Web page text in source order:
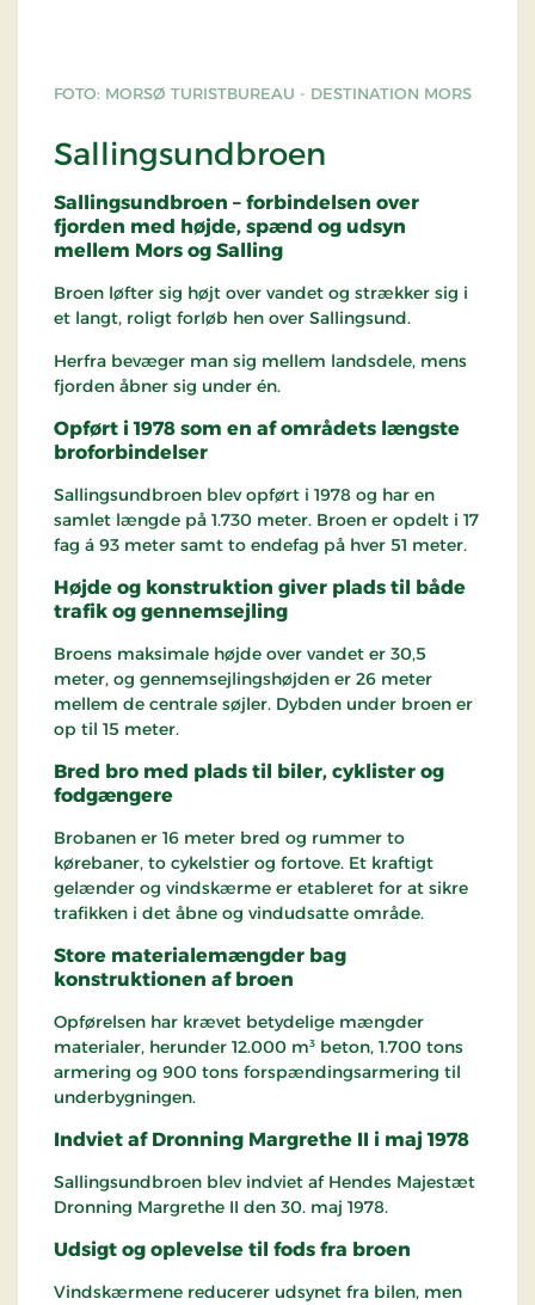
FOTO: MORSØ TURISTBUREAU - DESTINATION MORS
Sallingsundbroen
Sallingsundbroen – forbindelsen over
fjorden med højde, spænd og udsyn
mellem Mors og Salling
Broen løfter sig højt over vandet og strækker sig i
et langt, roligt forløb hen over Sallingsund.
Herfra bevæger man sig mellem landsdele, mens
fjorden åbner sig under én.
Opført i 1978 som en af områdets længste
broforbindelser
Sallingsundbroen blev opført i 1978 og har en
samlet længde på 1.730 meter. Broen er opdelt i 17
fag á 93 meter samt to endefag på hver 51 meter.
Højde og konstruktion giver plads til både
trafik og gennemsejling
Broens maksimale højde over vandet er 30,5
meter, og gennemsejlingshøjden er 26 meter
mellem de centrale søjler. Dybden under broen er
op til 15 meter.
Bred bro med plads til biler, cyklister og
fodgængere
Brobanen er 16 meter bred og rummer to
kørebaner, to cykelstier og fortove. Et kraftigt
gelænder og vindskærme er etableret for at sikre
trafikken i det åbne og vindudsatte område.
Store materialemængder bag
konstruktionen af broen
Opførelsen har krævet betydelige mængder
materialer, herunder 12.000 m³ beton, 1.700 tons
armering og 900 tons forspændingsarmering til
underbygningen.
Indviet af Dronning Margrethe II i maj 1978
Sallingsundbroen blev indviet af Hendes Majestæt
Dronning Margrethe II den 30. maj 1978.
Udsigt og oplevelse til fods fra broen
Vindskærmene reducerer udsynet fra bilen, men